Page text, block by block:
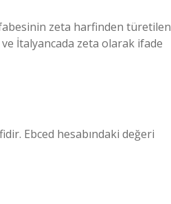
zeta harfinden türetilen
İtalyancada zeta olarak ifade